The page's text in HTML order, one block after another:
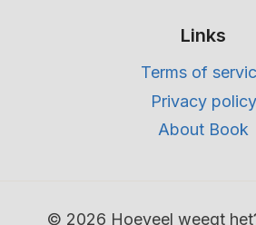
Links
Terms of
Privacy policy
About Book
© 2026 Hoeveel weegt